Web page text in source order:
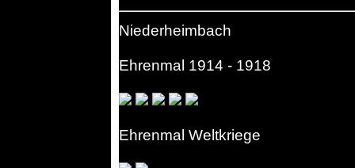
Niederheimbach
Ehrenmal 1914 - 1918
Ehrenmal Weltkriege